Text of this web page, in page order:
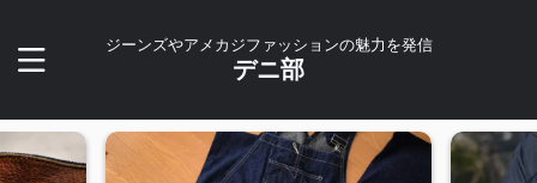
ジーンズやアメカジファッションの魅力を発信
デニ部